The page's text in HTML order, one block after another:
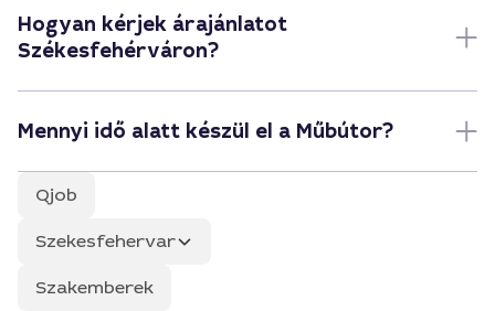
Hogyan kérjek árajánlatot
Székesfehérváron?
Mennyi idő alatt készül el a Műbútor?
Qjob
Szekesfehervar
Szakemberek